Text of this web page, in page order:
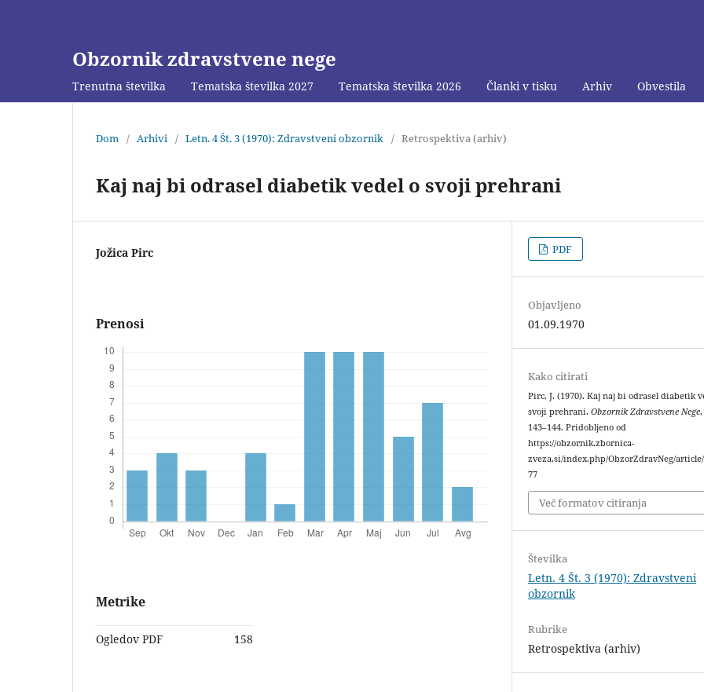
Obzornik zdravstvene nege
Trenutna številka Tematska številka 2027 Tematska številka 2026 Članki v tisku Arhiv Obvestila
Dom / Arhivi / Letn. 4 Št. 3 (1970): Zdravstveni obzornik / Retrospektiva (arhiv)
Kaj naj bi odrasel diabetik vedel o svoji prehrani
Jožica Pirc
Prenosi
Metrike
Ogledov PDF 158
PDF
Objavljeno
01.09.1970
Kako citirati
Pirc, J. (1970). Kaj naj bi odrasel diabetik
svoji prehrani.Obzornik Zdravstvene Nege
143–144. Pridobljeno od
https://obzornik.zbornica-
zveza.si/index.php/ObzorZdravNeg/
77
Več formatov citiranja
Številka
Letn. 4 Št. 3 (1970): Zdravstveni
obzornik
Rubrike
Retrospektiva (arhiv)